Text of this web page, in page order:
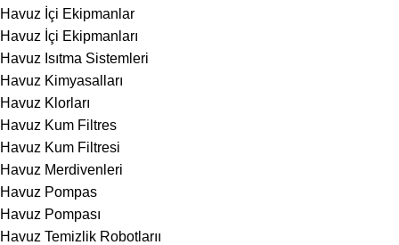
Havuz İçi Ekipmanlar
Havuz İçi Ekipmanları
Havuz Isıtma Sistemleri
Havuz Kimyasalları
Havuz Klorları
Havuz Kum Filtres
Havuz Kum Filtresi
Havuz Merdivenleri
Havuz Pompas
Havuz Pompası
Havuz Temizlik Robotlarıı